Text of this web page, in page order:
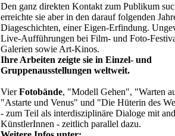
Den ganz direkten Kontakt zum Publikum
erreichte sie aber in den darauf folgenden
Diageschichten, einer Eigen-Erfindung.
Live-Aufführungen bei Film- und Foto-
Galerien sowie Art-Kinos.
Ihre Arbeiten zeigte sie in Einzel- und
Gruppenausstellungen weltweit.
VierFotobände, "Modell Gehen", "Warten
"Astarte und Venus" und "Die Hüterin des
- zum Teil als interdisziplinäre Dialoge mit
KünstlerInnen - zeitlich parallel dazu.